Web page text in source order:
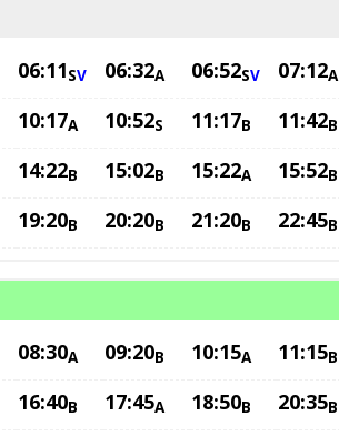
06:11SV 06:32A 06:52SV 07:12A
10:17A 10:52S 11:17B 11:42B
14:22B 15:02B 15:22A 15:52B
19:20B 20:20B 21:20B 22:45B
08:30A 09:20B 10:15A 11:15B
16:40B 17:45A 18:50B 20:35B